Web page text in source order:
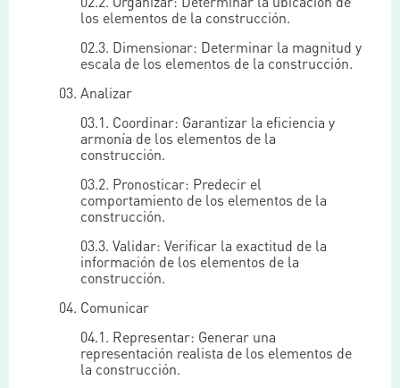
los elementos de la construcción.
02.3. Dimensionar: Determinar la magnitud y
escala de los elementos de la construcción.
03. Analizar
03.1. Coordinar: Garantizar la eficiencia y
armonía de los elementos de la
construcción.
03.2. Pronosticar: Predecir el
comportamiento de los elementos de la
construcción.
03.3. Validar: Verificar la exactitud de la
información de los elementos de la
construcción.
04. Comunicar
04.1. Representar: Generar una
representación realista de los elementos de
la construcción.